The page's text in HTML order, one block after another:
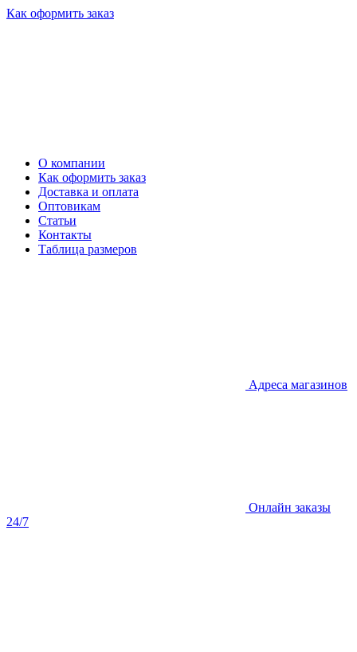
Как оформить заказ
О компании
Как оформить заказ
Доставка и оплата
Оптовикам
Статьи
Контакты
Таблица размеров
Адреса магазинов
Онлайн заказы
24/7